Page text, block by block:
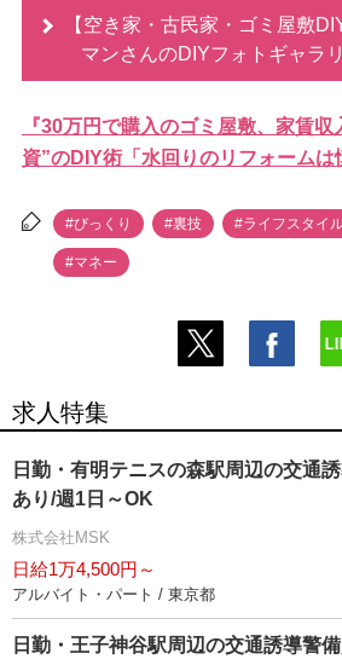
【空き家・古民家・ゴミ屋敷
マンさんのDIYフォトギャラ
『30万円で購入のゴミ屋敷、家賃
資”のDIY術「水回りのリフォーム
#びっくり #裏技 #ライフスタイ
#マネー
求人特集
日勤・有明テニスの森駅周辺の交通
あり/週1日～OK
株式会社MSK
日給1万4,500円～
アルバイト・パート / 東京都
日勤・王子神谷駅周辺の交通誘導警